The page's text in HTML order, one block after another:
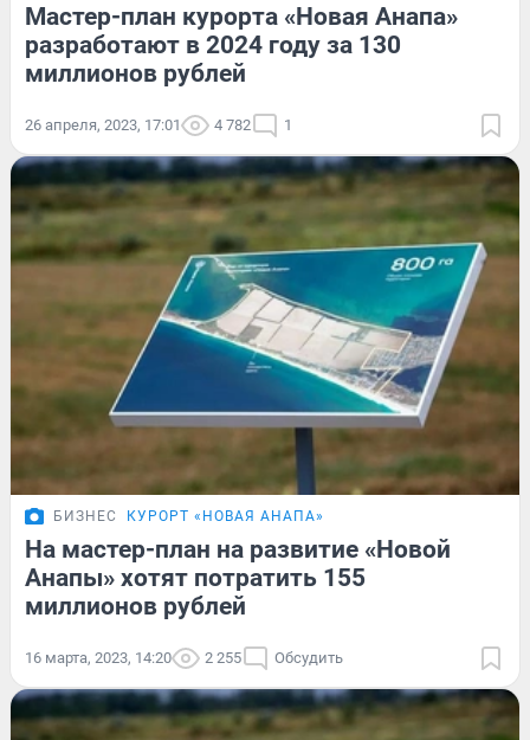
Мастер-план курорта «Новая Анапа»
разработают в 2024 году за 130
миллионов рублей
26 апреля, 2023, 17:01 4 782 1
БИЗНЕС КУРОРТ «НОВАЯ АНАПА»
На мастер-план на развитие «Новой
Анапы» хотят потратить 155
миллионов рублей
16 марта, 2023, 14:20 2 255 Обсудить